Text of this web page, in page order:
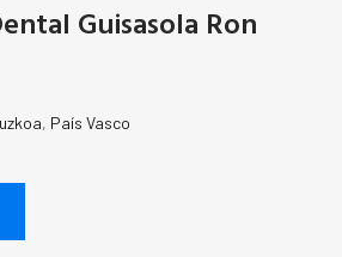
Guisasola Ron
, País Vasco